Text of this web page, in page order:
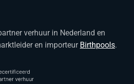
verhuur in Nederland en
en importeur Birthpools.